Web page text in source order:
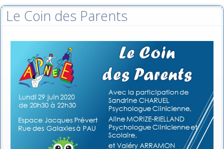
Le Coin des Parents